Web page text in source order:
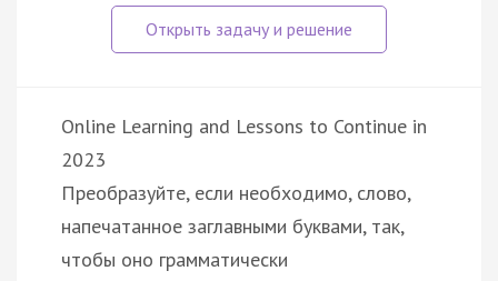
Online Learning and Lessons to Continue in
2023
Преобразуйте, если необходимо, слово,
напечатанное заглавными буквами, так,
чтобы оно грамматически